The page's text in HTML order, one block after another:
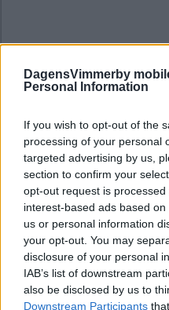
DagensVimmerby
Personal Information
If you wish to opt-out of the
processing of your personal
targeted advertising by us,
section to confirm your
opt-out request is
interest-based ads based
us or personal information
your opt-out. You may
disclosure of your personal
IAB’s list of downstream
also be disclosed by us to
Downstream Participants